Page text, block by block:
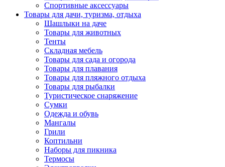
Спортивные аксессуары
Товары для дачи, туризма, отдыха
Шашлыки на даче
Товары для животных
Тенты
Складная мебель
Товары для сада и огорода
Товары для плавания
Товары для пляжного отдыха
Товары для рыбалки
Туристическое снаряжение
Сумки
Одежда и обувь
Мангалы
Грили
Коптильни
Наборы для пикника
Термосы